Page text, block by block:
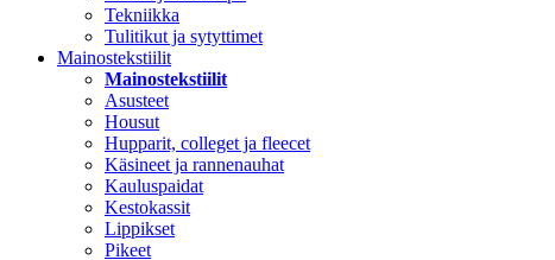
Tekniikka
Tulitikut ja sytyttimet
Mainostekstiilit
Mainostekstiilit
Asusteet
Housut
Hupparit, colleget ja fleecet
Käsineet ja rannenauhat
Kauluspaidat
Kestokassit
Lippikset
Pikeet